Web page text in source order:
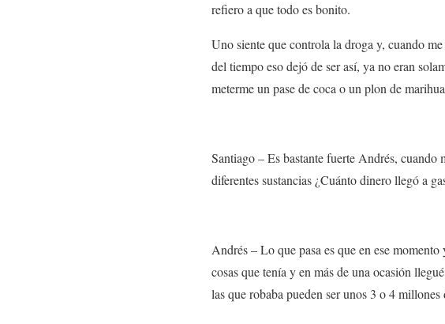
refiero a que todo es bonito.
Uno siente que controla la droga y, cuando
del tiempo eso dejó de ser así, ya no eran
meterme un pase de coca o un plon de
Santiago –Es bastante fuerte Andrés, cuando
diferentes sustancias ¿Cuánto dinero llegó a
Andrés –Lo que pasa es que en ese
cosas que tenía y en más de una ocasión
las que robaba pueden ser unos 3 o 4 millones